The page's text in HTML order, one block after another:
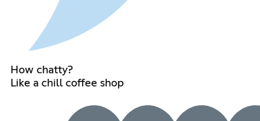
How chatty?
Like a chill coffee shop